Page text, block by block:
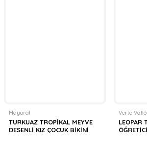
Mayoral
TURKUAZ TROPİKAL MEYVE
DESENLİ KIZ ÇOCUK BİKİNİ
Verte
LEOPAR